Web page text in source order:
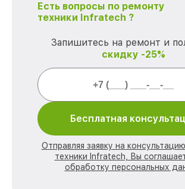
Есть вопросы по ремонту
техники Infratech ?
Запишитесь на ремонт и
скидку -25%
Бесплатная
Отправляя заявку на
техники Infratech, Вы
обработку персональных